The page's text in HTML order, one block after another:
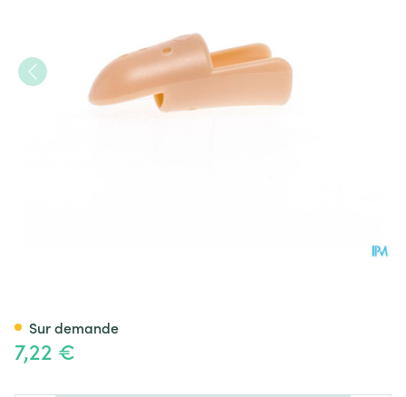
7,22 €
Sur demande